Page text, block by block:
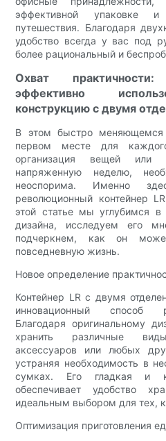
эффективной упаковке
путешествия. Благодаря
удобство всегда у вас под
более рациональный и
Охват
эффективно
конструкцию с двумя
В этом быстро меняющемся
первом месте для
организация вещей или
напряженную неделю,
неоспорима. Именно
революционный контейнер
этой статье мы углубимся в
дизайна, исследуем его
подчеркнем, как он
повседневную жизнь.
Новое определение
Контейнер LR с двумя
инновационный способ
Благодаря оригинальному
хранить различные
аксессуаров или любых
устраняя необходимость в
сумках. Его гладкая и
обеспечивает удобство
идеальным выбором для тех,
Оптимизация приготовления